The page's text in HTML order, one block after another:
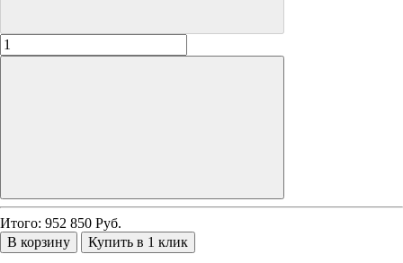
Итого: 952 850 Руб.
В корзину
Купить в 1 клик